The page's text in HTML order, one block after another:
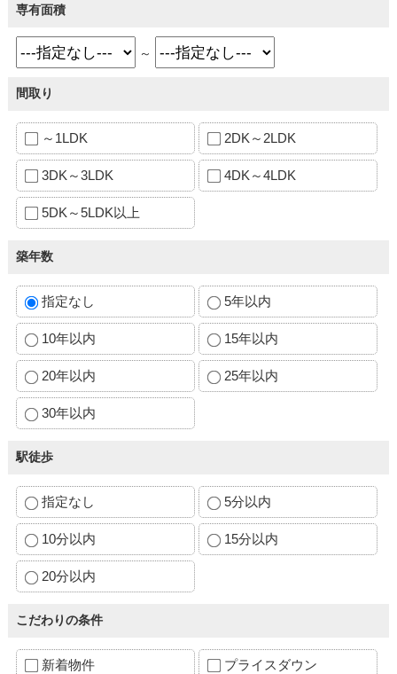
専有面積
～
間取り
～1LDK 2DK～2LDK
3DK～3LDK 4DK～4LDK
5DK～5LDK以上
築年数
指定なし 5年以内
10年以内 15年以内
20年以内 25年以内
30年以内
駅徒歩
指定なし 5分以内
10分以内 15分以内
20分以内
こだわりの条件
新着物件 プライスダウン